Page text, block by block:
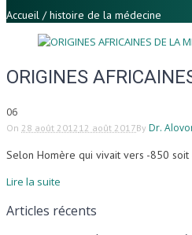
Accueil /histoire de la médecine
ORIGINES
06
On 28 août 2012 12 août 2017By Dr.
Selon Homère qui vivait vers -850 soit
Lire la suite
Articles récents